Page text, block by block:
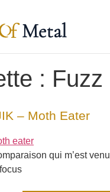
: Fuzz
– Moth Eater
qui m’est